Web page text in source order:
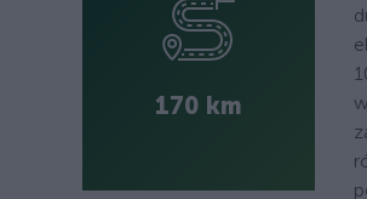
170 km